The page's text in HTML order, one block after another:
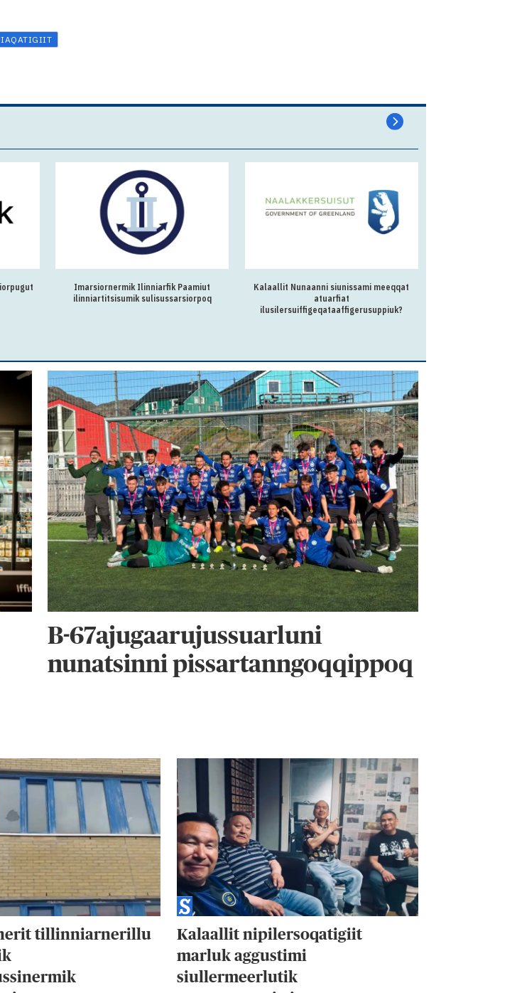
Imarsiornermik Ilinniarfik Paamiut
ilinniartitsisumik sulisussarsiorpoq
Kalaallit Nunaanni siunissami meeqqat
atuarfiat
ilusilersuiffigeqataaffigerusuppiuk?
B-67ajugaarujussuarluni
nunatsinni pissartanngoqqippoq
tillinniarnerillu
Kalaallit nipilersoqatigiit
marluk aggustimi
siullermeerlutik